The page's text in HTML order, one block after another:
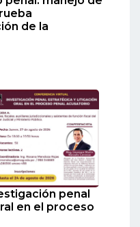
de la
penal
en el proceso